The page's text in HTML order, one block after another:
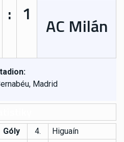
: 1
AC Milán
, Madrid
Góly 4.
Higuaín